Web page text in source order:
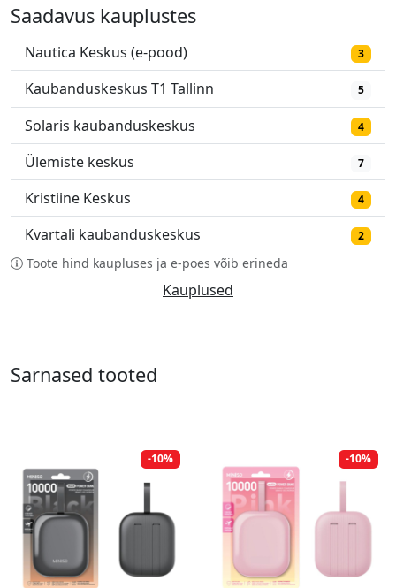
Saadavus kauplustes
Nautica Keskus (e-pood) 3
Kaubanduskeskus T1 Tallinn 5
Solaris kaubanduskeskus 4
Ülemiste keskus 7
Kristiine Keskus 4
Kvartali kaubanduskeskus 2
Toote hind kaupluses ja e-poes võib erineda
Kauplused
Sarnased tooted
-10% -10%